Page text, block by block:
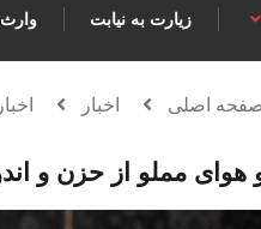
زیارت به نیابت وارث
اصلی اخبار
هوای مملو از حزن و